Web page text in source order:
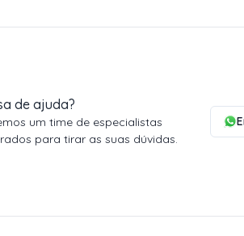
de ajuda?
um time de especialistas
para tirar as suas dúvidas.